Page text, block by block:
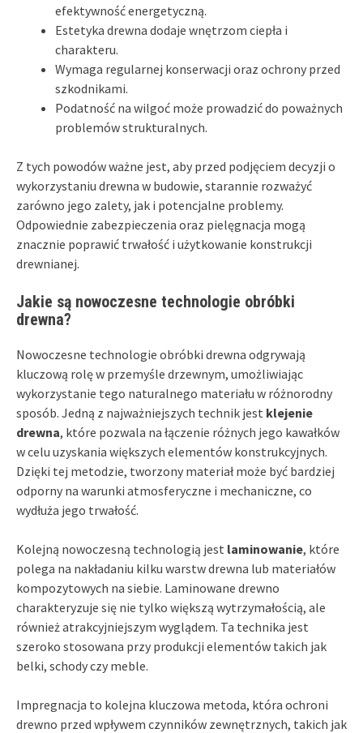
efektywność energetyczną.
Estetyka drewna dodaje wnętrzom ciepła i
charakteru.
Wymaga regularnej konserwacji oraz ochrony przed
szkodnikami.
Podatność na wilgoć może prowadzić do poważnych
problemów strukturalnych.
Z tych powodów ważne jest, aby przed podjęciem decyzji o
wykorzystaniu drewna w budowie, starannie rozważyć
zarówno jego zalety, jak i potencjalne problemy.
Odpowiednie zabezpieczenia oraz pielęgnacja mogą
znacznie poprawić trwałość i użytkowanie konstrukcji
drewnianej.
Jakie są nowoczesne technologie obróbki
drewna?
Nowoczesne technologie obróbki drewna odgrywają
kluczową rolę w przemyśle drzewnym, umożliwiając
wykorzystanie tego naturalnego materiału w różnorodny
sposób. Jedną z najważniejszych technik jest klejenie
drewna, które pozwala na łączenie różnych jego kawałków
w celu uzyskania większych elementów konstrukcyjnych.
Dzięki tej metodzie, tworzony materiał może być bardziej
odporny na warunki atmosferyczne i mechaniczne, co
wydłuża jego trwałość.
Kolejną nowoczesną technologią jest laminowanie, które
polega na nakładaniu kilku warstw drewna lub materiałów
kompozytowych na siebie. Laminowane drewno
charakteryzuje się nie tylko większą wytrzymałością, ale
również atrakcyjniejszym wyglądem. Ta technika jest
szeroko stosowana przy produkcji elementów takich jak
belki, schody czy meble.
Impregnacja to kolejna kluczowa metoda, która ochroni
drewno przed wpływem czynników zewnętrznych, takich jak